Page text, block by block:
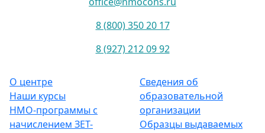
8 (800) 350 20 17
8 (927) 212 09 92
О центре
Наши курсы
НМО-программы с
начислением ЗЕТ-
Сведения об
образовательной
организации
Образцы выдаваемых